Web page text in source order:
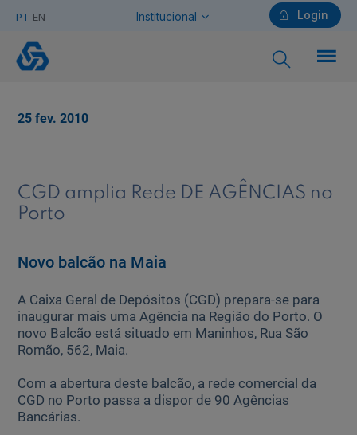
PT EN Login
Institucional
Empresas
Ajuda Empresas
Novo
balcão
25 fev. 2010
CGD amplia Rede DE AGÊNCIAS no
Porto
Novo balcão na Maia
A Caixa Geral de Depósitos (CGD) prepara-se para
inaugurar mais uma Agência na Região do Porto. O
novo Balcão está situado em Maninhos, Rua São
Romão, 562, Maia.
Com a abertura deste balcão, a rede comercial da
CGD no Porto passa a dispor de 90 Agências
Bancárias.